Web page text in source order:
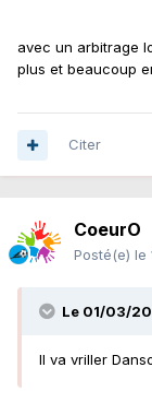
avec un arbitrage
plus et beaucoup
Citer
CoeurO
Posté(e) le
Le 01/03/
Il va vriller